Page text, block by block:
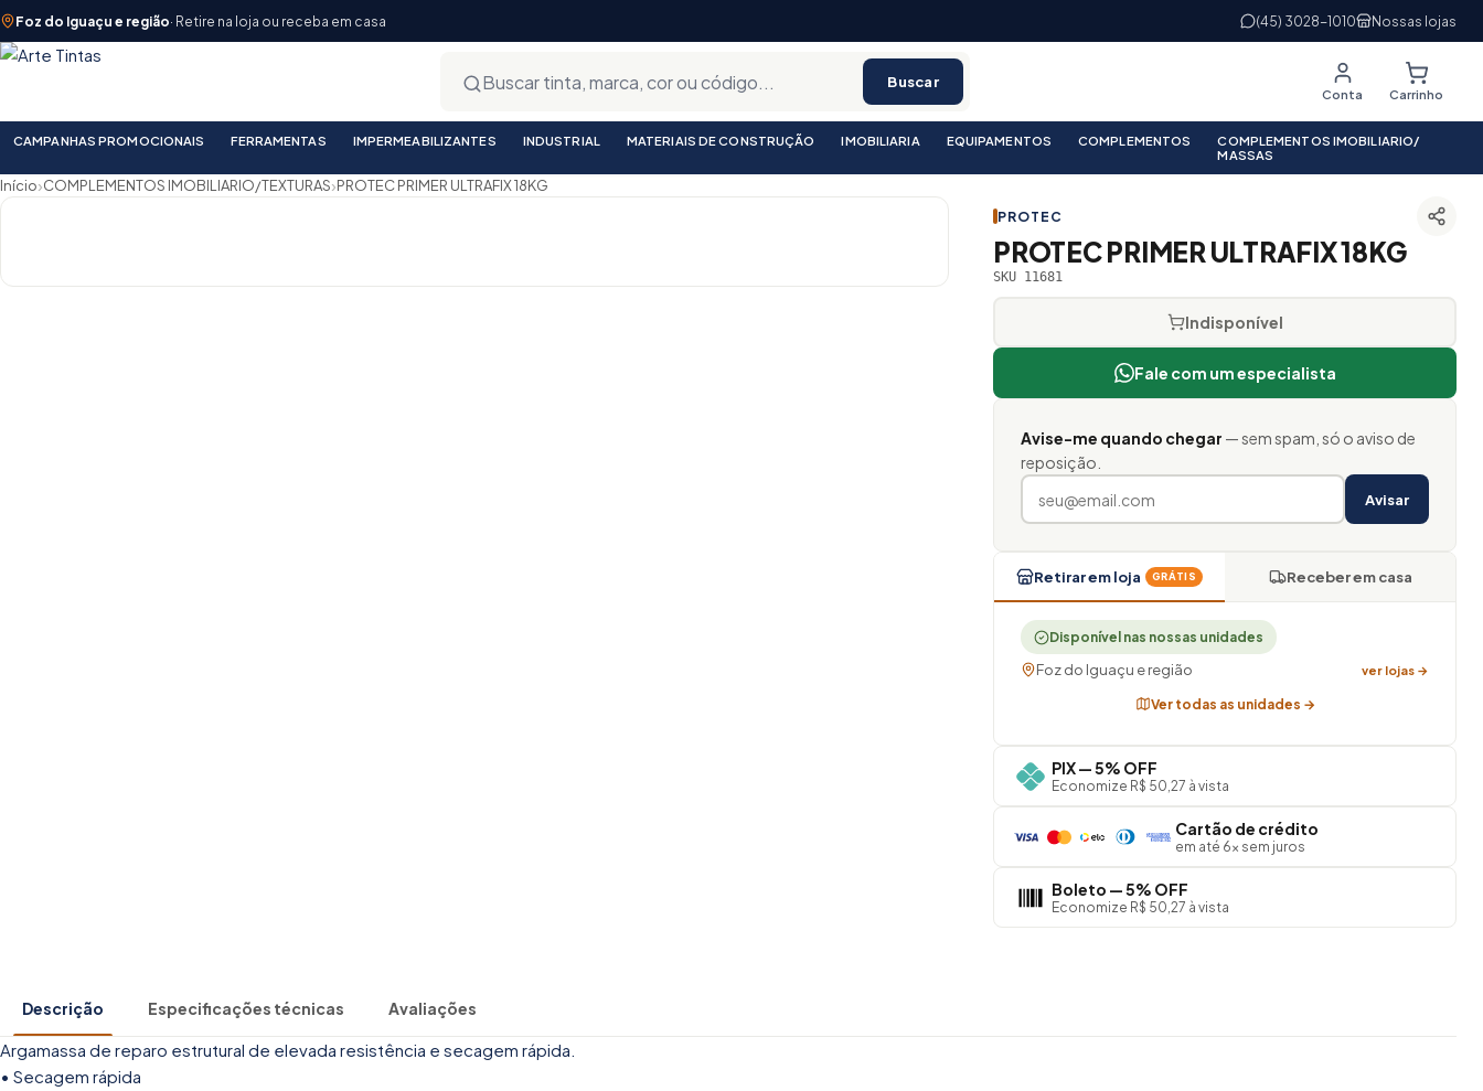
Foz do Iguaçu e região· Retire na loja ou receba em casa (45) 3028-1010 Nossas lojas
Buscar
Conta Carrinho
CAMPANHAS PROMOCIONAIS FERRAMENTAS IMPERMEABILIZANTES INDUSTRIAL MATERIAIS DE CONSTRUÇÃO IMOBILIARIA EQUIPAMENTOS COMPLEMENTOS
COMPLEMENTOS IMOBILIARIO/
MASSAS
Início›COMPLEMENTOS IMOBILIARIO/TEXTURAS›PROTEC PRIMER ULTRAFIX 18KG
PROTEC
PROTEC PRIMER ULTRAFIX 18KG
SKU 11681
Indisponível
Fale com um especialista
Avise-me quando chegar — sem spam, só o aviso de
reposição.
Avisar
Retirar em loja GRÁTIS Receber em casa
Disponível nas nossas unidades
Foz do Iguaçu e região ver lojas →
Ver todas as unidades →
PIX — 5% OFF
Economize R$ 50,27 à vista
Cartão de crédito
em até 6× sem juros
Boleto — 5% OFF
Economize R$ 50,27 à vista
Descrição Especificações técnicas Avaliações
Argamassa de reparo estrutural de elevada resistência e secagem rápida.
• Secagem rápida